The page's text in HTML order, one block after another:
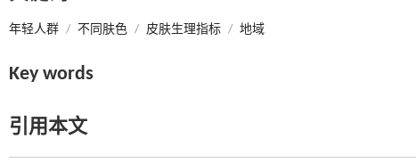
年轻人群 / 不同肤色 / 皮肤生理指标 / 地域
Key words
引用本文